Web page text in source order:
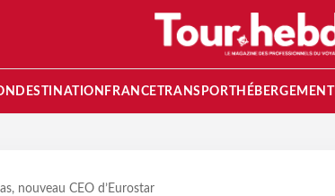
DESTINATION FRANCETRANSPORT HÉBERGEMENT
nouveau CEO d’Eurostar